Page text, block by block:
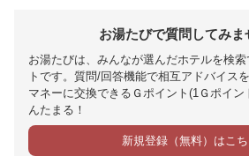
お湯たびで質問してみま
お湯たびは、みんなが選んだホテルを検
トです。質問/回答機能で相互アドバイス
マネーに交換できるＧポイント(1Ｇポイ
んたまる！
新規登録（無料）はこち